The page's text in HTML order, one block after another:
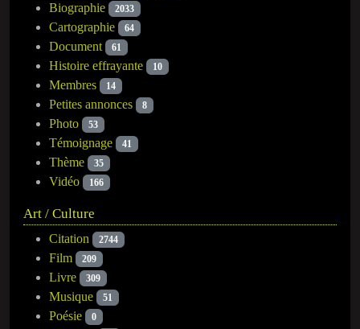
Biographie 2033
Cartographie 64
Document 61
Histoire effrayante 10
Membres 14
Petites annonces 8
Photo 53
Témoignage 41
Thème 35
Vidéo 166
Art / Culture
Citation 2744
Film 209
Livre 309
Musique 51
Poésie 0